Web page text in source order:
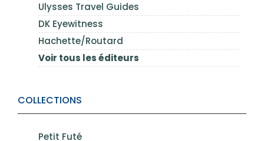
Ulysses Travel Guides
DK Eyewitness
Hachette/Routard
Voir tous les éditeurs
COLLECTIONS
Petit Futé